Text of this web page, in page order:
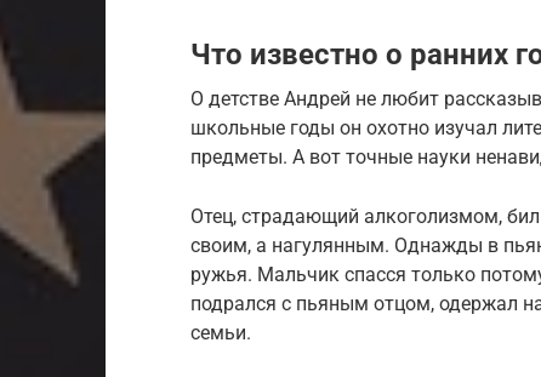
Что известно о ранних
О детстве Андрей не любит
школьные годы он охотно изучал
предметы. А вот точные науки
Отец, страдающий алкоголизмом,
своим, а нагулянным. Однажды в
ружья. Мальчик спасся только
подрался с пьяным отцом, одержал
семьи.